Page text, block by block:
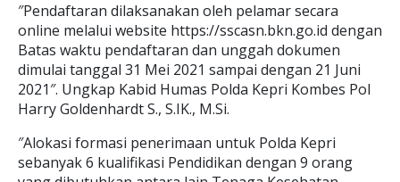
″Pendaftaran dilaksanakan oleh pelamar secara
online melalui website https://sscasn.bkn.go.id dengan
Batas waktu pendaftaran dan unggah dokumen
dimulai tanggal 31 Mei 2021 sampai dengan 21 Juni
2021″. Ungkap Kabid Humas Polda Kepri Kombes Pol
Harry Goldenhardt S., S.IK., M.Si.
″Alokasi formasi penerimaan untuk Polda Kepri
sebanyak 6 kualifikasi Pendidikan dengan 9 orang